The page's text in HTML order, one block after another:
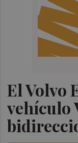
El Volvo
vehículo